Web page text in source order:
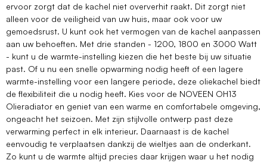
ervoor zorgt dat de kachel niet oververhit raakt. Dit zorgt niet
alleen voor de veiligheid van uw huis, maar ook voor uw
gemoedsrust. U kunt ook het vermogen van de kachel aanpassen
aan uw behoeften. Met drie standen - 1200, 1800 en 3000 Watt
- kunt u de warmte-instelling kiezen die het beste bij uw situatie
past. Of u nu een snelle opwarming nodig heeft of een lagere
warmte-instelling voor een langere periode, deze oliekachel biedt
de flexibiliteit die u nodig heeft. Kies voor de NOVEEN OH13
Olieradiator en geniet van een warme en comfortabele omgeving,
ongeacht het seizoen. Met zijn stijlvolle ontwerp past deze
verwarming perfect in elk interieur. Daarnaast is de kachel
eenvoudig te verplaatsen dankzij de wieltjes aan de onderkant.
Zo kunt u de warmte altijd precies daar krijgen waar u het nodig